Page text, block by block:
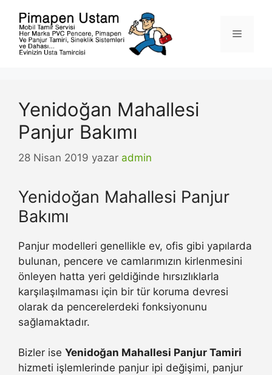
Menü
Yenidoğan Mahallesi
Panjur Bakımı
28 Nisan 2019 yazar admin
Yenidoğan Mahallesi Panjur
Bakımı
Panjur modelleri genellikle ev, ofis gibi yapılarda
bulunan, pencere ve camlarımızın kirlenmesini
önleyen hatta yeri geldiğinde hırsızlıklarla
karşılaşılmaması için bir tür koruma devresi
olarak da pencerelerdeki fonksiyonunu
sağlamaktadır.
Bizler ise Yenidoğan Mahallesi Panjur Tamiri
hizmeti işlemlerinde panjur ipi değişimi, panjur